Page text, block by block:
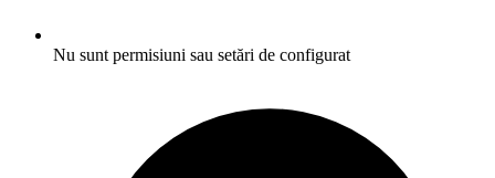
Nu sunt permisiuni sau setări de configurat